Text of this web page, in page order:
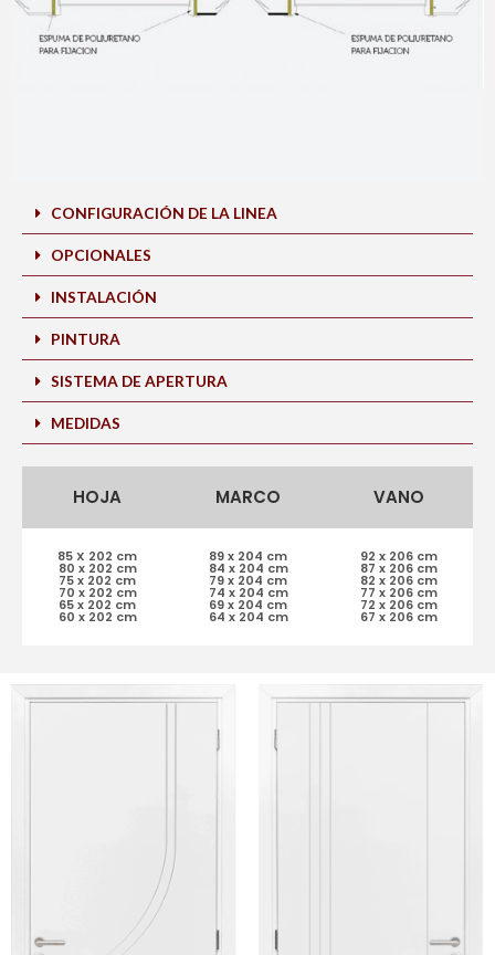
CONFIGURACIÓN DE LA LINEA
OPCIONALES
INSTALACIÓN
PINTURA
SISTEMA DE APERTURA
MEDIDAS
HOJA MARCO VANO
85 X 202 cm
80 x 202 cm
75 x 202 cm
70 x 202 cm
65 x 202 cm
60 x 202 cm
89 x 204 cm
84 x 204 cm
79 x 204 cm
74 x 204 cm
69 x 204 cm
64 x 204 cm
92 x 206 cm
87 x 206 cm
82 x 206 cm
77 x 206 cm
72 x 206 cm
67 x 206 cm